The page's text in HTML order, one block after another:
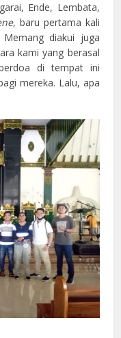
Ende, Lembata,
, baru pertama kali
diakui juga
kami yang berasal
di tempat ini
mereka. Lalu, apa